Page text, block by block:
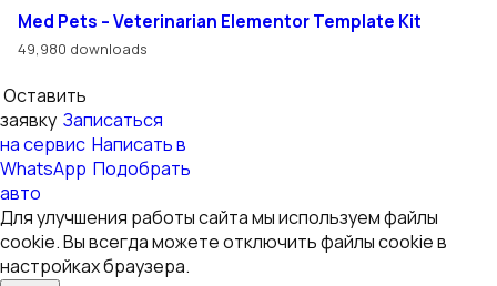
cookie. Вы всегда можете отключить файлы cookie в
настройках браузера.
Обращаем ваше внимание на то, что данный интернет-
сайт носит исключительно информационный характер и
ни при каких условиях не является публичной офертой,
определяемой положениями Статьи 437 Гражданского
кодекса Российской Федерации.
Московская область, г. Ногинск, территория Технопарк
Успенский-2, 6
Смотреть на карте
Режим работы: